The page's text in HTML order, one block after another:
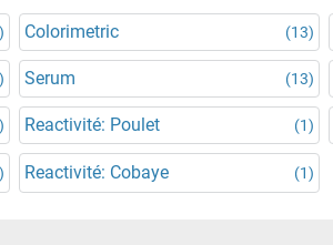
Colorimetric (13)
Serum (13)
Reactivité: Poulet (1)
Reactivité: Cobaye (1)